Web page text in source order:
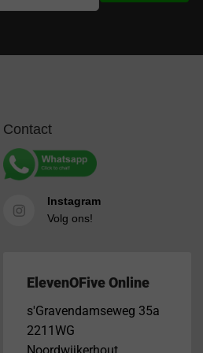
Contact
Instagram
Volg ons!
ElevenOFive Online
s'Gravendamseweg 35a
2211WG
Noordwijkerhout